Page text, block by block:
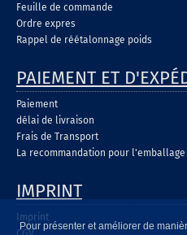
Pour présenter et améliorer de
Feuille de commande
Ordre expres
Rappel de réétalonnage poids
PAIEMENT ET
Paiement
délai de livraison
Frais de Transport
La recommandation pour l'emballage
IMPRINT
Imprint